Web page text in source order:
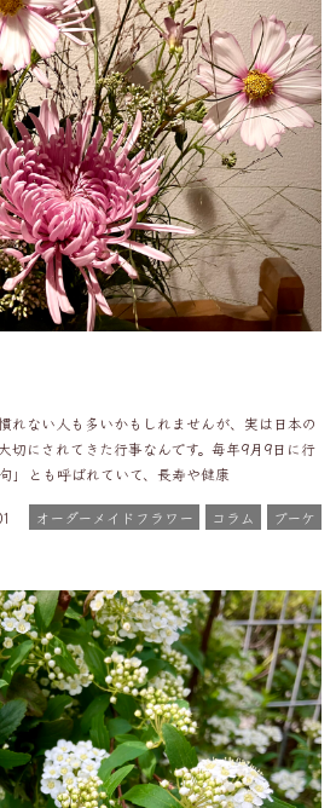
れない人も多いかもしれませんが、実は日本の
切にされてきた行事なんです。毎年9月9日に行
」とも呼ばれていて、長寿や健康
オーダーメイドフラワー コラム ブーケ